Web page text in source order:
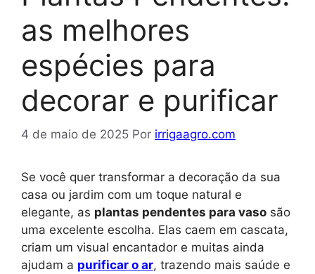
as melhores
espécies para
decorar e purificar
4 de maio de 2025 Por irrigaagro.com
Se você quer transformar a decoração da sua
casa ou jardim com um toque natural e
elegante, as plantas pendentes para vaso são
uma excelente escolha. Elas caem em cascata,
criam um visual encantador e muitas ainda
ajudam a purificar o ar, trazendo mais saúde e